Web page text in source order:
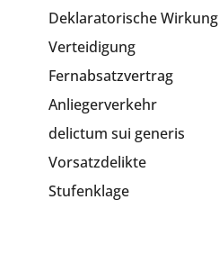
Deklaratorische Wirkung
Verteidigung
Fernabsatzvertrag
Anliegerverkehr
delictum sui generis
Vorsatzdelikte
Stufenklage